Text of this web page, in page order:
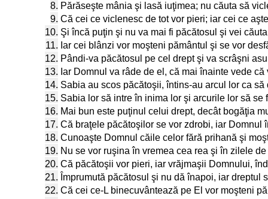
8. Părăseşte mânia şi lasă iuţimea; nu căuta să
9. Că cei ce viclenesc de tot vor pieri; iar cei ce
10. Şi încă puţin şi nu va mai fi păcătosul şi vei
11. Iar cei blânzi vor moşteni pământul şi se vor
12. Pândi-va păcătosul pe cel drept şi va scrâşni
13. Iar Domnul va râde de el, că mai înainte vede
14. Sabia au scos păcătoşii, întins-au arcul lor ca
15. Sabia lor să intre în inima lor şi arcurile lor să se
16. Mai bun este puţinul celui drept, decât bogăţia
17. Că braţele păcătoşilor se vor zdrobi, iar Domnul
18. Cunoaşte Domnul căile celor fără prihană şi
19. Nu se vor ruşina în vremea cea rea şi în zilele
20. Că păcătoşii vor pieri, iar vrăjmaşii Domnului,
21. Împrumută păcătosul şi nu dă înapoi, iar dreptul
22. Că cei ce-L binecuvântează pe El vor moşteni